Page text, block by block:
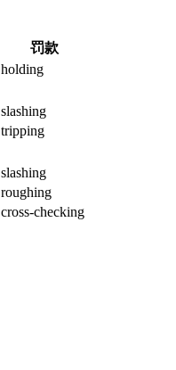
罚款
holding
slashing
tripping
slashing
roughing
cross-checking